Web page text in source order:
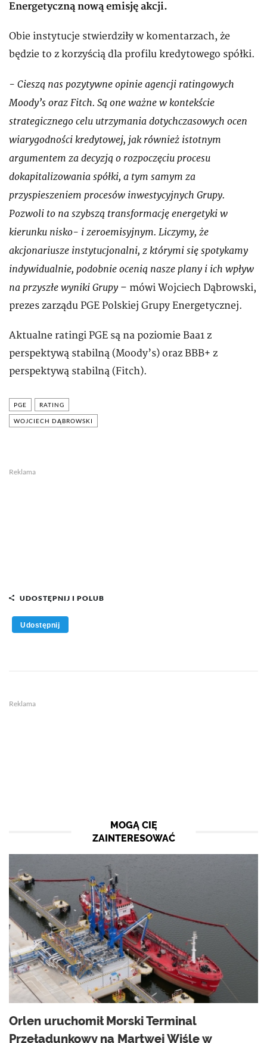
Energetyczną nową emisję akcji.
Obie instytucje stwierdziły w komentarzach, że
będzie to z korzyścią dla profilu kredytowego spółki.
- Cieszą nas pozytywne opinie agencji ratingowych
Moody’s oraz Fitch. Są one ważne w kontekście
strategicznego celu utrzymania dotychczasowych ocen
wiarygodności kredytowej, jak również istotnym
argumentem za decyzją o rozpoczęciu procesu
dokapitalizowania spółki, a tym samym za
przyspieszeniem procesów inwestycyjnych Grupy.
Pozwoli to na szybszą transformację energetyki w
kierunku nisko- i zeroemisyjnym. Liczymy, że
akcjonariusze instytucjonalni, z którymi się spotykamy
indywidualnie, podobnie ocenią nasze plany i ich wpływ
na przyszłe wyniki Grupy – mówi Wojciech Dąbrowski,
prezes zarządu PGE Polskiej Grupy Energetycznej.
Aktualne ratingi PGE są na poziomie Baa1 z
perspektywą stabilną (Moody’s) oraz BBB+ z
perspektywą stabilną (Fitch).
PGE RATING
WOJCIECH DĄBROWSKI
Reklama
UDOSTĘPNIJ I POLUB
Udostępnij
Reklama
MOGĄ CIĘ
ZAINTERESOWAĆ
Orlen uruchomił Morski Terminal
Przeładunkowy na Martwej Wiśle w